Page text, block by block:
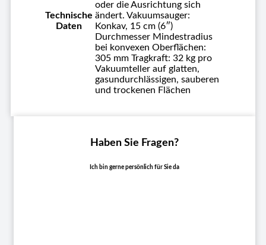
Technische
Daten
oder die Ausrichtung sich
ändert. Vakuumsauger:
Konkav, 15 cm (6″)
Durchmesser Mindestradius
bei konvexen Oberflächen:
305 mm Tragkraft: 32 kg pro
Vakuumteller auf glatten,
gasundurchlässigen, sauberen
und trockenen Flächen
Haben Sie Fragen?
Ich bin gerne persönlich für Sie da